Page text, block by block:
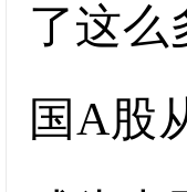
了这么
国A股